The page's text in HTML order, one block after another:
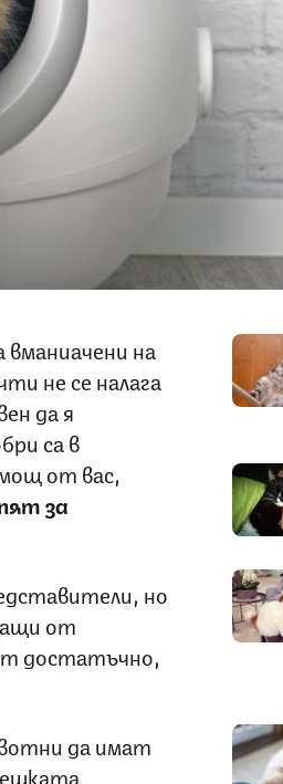
на
не се налага
да я
са в
от вас,
за
но
от
достатъчно,
да имат